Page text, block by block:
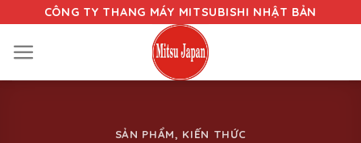
content
CÔNG TY THANG MÁY MITSUBISHI NHẬT BẢN
SẢN PHẨM, KIẾN THỨC